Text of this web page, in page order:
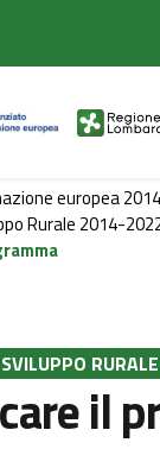
europea
Rurale 2014-
il